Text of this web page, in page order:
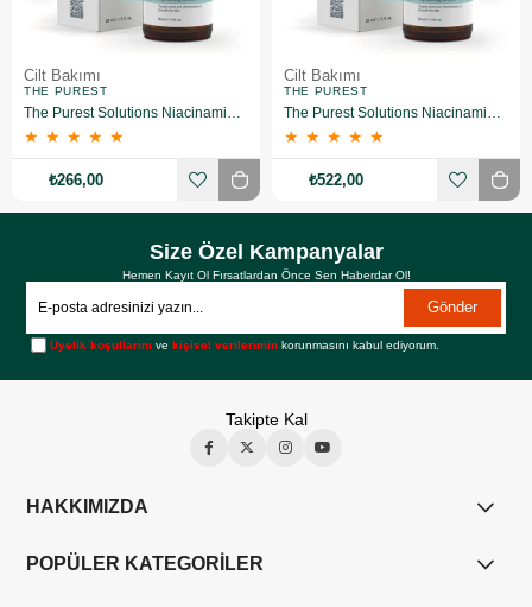
Cilt Bakımı
THE PUREST
★ ★ ★ ★ ★
₺266,00
Cilt Bakımı
THE PUREST
★ ★ ★ ★ ★
₺522,00
Size Özel Kampanyalar
Hemen Kayıt Ol Fırsatlardan Önce Sen Haberdar Ol!
Gönder
Üyelik koşullarını vekişisel verilerimin korunmasını kabul ediyorum.
Takipte Kal
HAKKIMIZDA
POPÜLER KATEGORİLER